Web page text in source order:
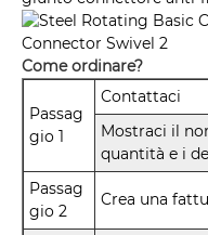
Come ordinare?
Passag
gio 1
Contattaci
Mostraci il
quantità e i
Passag
gio 2
Crea una